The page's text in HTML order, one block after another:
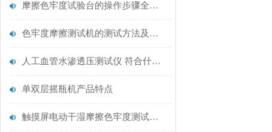
摩擦色牢度试验台的操作步骤全给您了
色牢度摩擦测试机的测试方法及注意事项分别是什么
人工血管水渗透压测试仪 符合什么标准？选山东赛锐特，售后无忧
单双层摇瓶机产品特点
触摸屏电动干湿摩擦色牢度测试仪 山东赛锐特